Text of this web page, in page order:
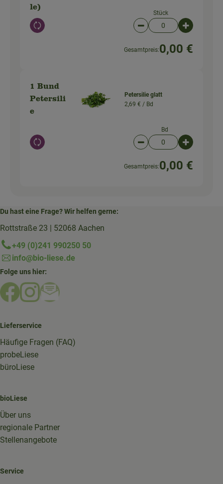
le)
Auswahl ändern
Stück
Artikelanzahl
Gesamtpreis:0,00 €
1 Bund
Petersili
e
Auswahl ändern
Petersilie glatt
2,69 € / Bd
Bd
Artikelanzahl
Gesamtpreis:0,00 €
Du hast eine Frage? Wir helfen gerne:
Rottstraße 23 | 52068 Aachen
+49 (0)241 990250 50
info@bio-liese.de
Folge uns hier:
Externer Link zu https://www.facebook.com/
Externer Link zu https://www.instagram.com/
Externer Link zu https://mailchi.mp/
Lieferservice
Häufige Fragen (FAQ)
probeLiese
büroLiese
bioLiese
Über uns
regionale Partner
Stellenangebote
Service